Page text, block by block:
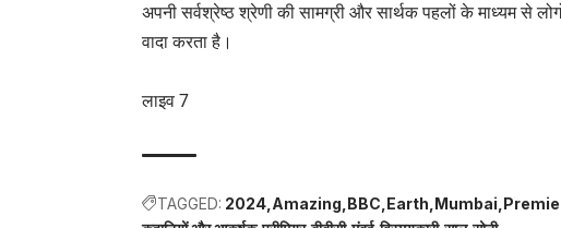
अपनी सर्वश्रेष्ठ श्रेणी की सामग्री और सार्थक पहलों के माध्यम से
वादा करता है।
लाइव 7
TAGGED: 2024 Amazing BBC Earth Mumbai